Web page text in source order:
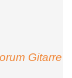
Gitarre